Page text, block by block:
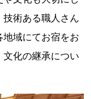
術ある職人さん
域にてお宿をお
化の継承につい